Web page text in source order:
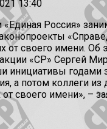
13:40
Россия»
от своего имени. Об
«СР» Сергей
инициативы годами
а потом коллеги из
своего имени», –